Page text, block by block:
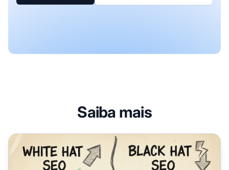
Saiba mais
Você Deve Sempre Usar SEO White Hat?